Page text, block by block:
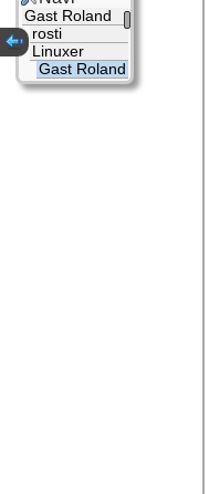
Gast Roland
rosti
Linuxer
Gast Roland